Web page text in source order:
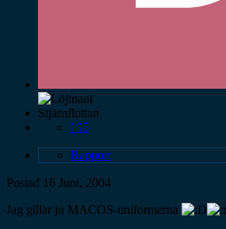
Stjärnflottan
195
Rapport
Postad 16 Juni, 2004
Jag gillar ju MACOS-uniformerna